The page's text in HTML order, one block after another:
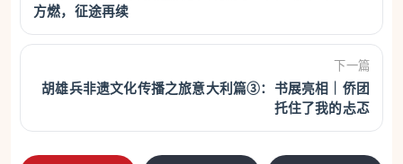
的文化传播工作，用最朴素的家国情怀，和我一同
守护故土文脉、传递文成乡情。
方燃，征途再续
下一篇
胡雄兵非遗文化传播之旅意大利篇③：书展亮相｜侨团
托住了我的忐忑